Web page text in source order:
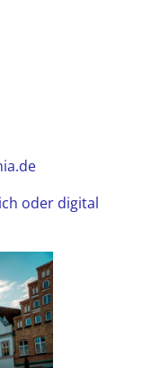
oder digital